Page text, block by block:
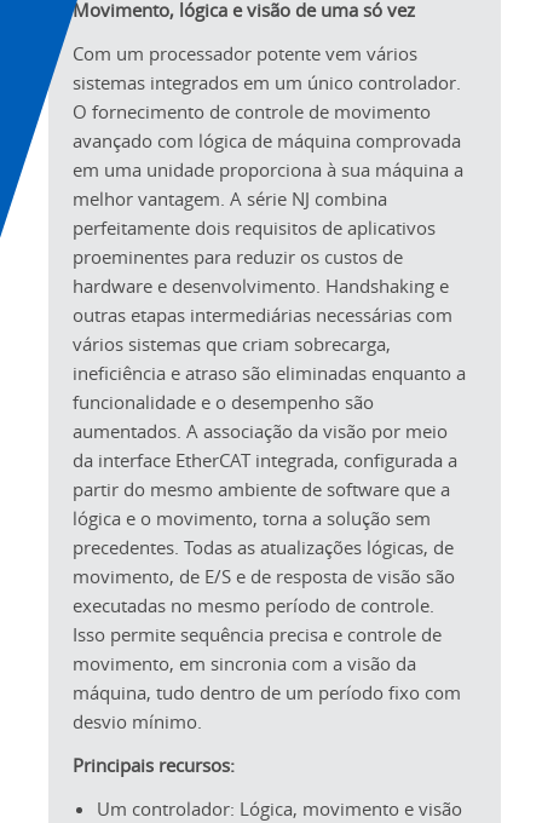
Movimento, lógica e visão de uma só vez
Com um processador potente vem vários
sistemas integrados em um único controlador.
O fornecimento de controle de movimento
avançado com lógica de máquina comprovada
em uma unidade proporciona à sua máquina a
melhor vantagem. A série NJ combina
perfeitamente dois requisitos de aplicativos
proeminentes para reduzir os custos de
hardware e desenvolvimento. Handshaking e
outras etapas intermediárias necessárias com
vários sistemas que criam sobrecarga,
ineficiência e atraso são eliminadas enquanto a
funcionalidade e o desempenho são
aumentados. A associação da visão por meio
da interface EtherCAT integrada, configurada a
partir do mesmo ambiente de software que a
lógica e o movimento, torna a solução sem
precedentes. Todas as atualizações lógicas, de
movimento, de E/S e de resposta de visão são
executadas no mesmo período de controle.
Isso permite sequência precisa e controle de
movimento, em sincronia com a visão da
máquina, tudo dentro de um período fixo com
desvio mínimo.
Principais recursos:
Um controlador: Lógica, movimento e visão